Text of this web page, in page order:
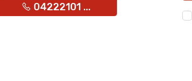
04222101 ...